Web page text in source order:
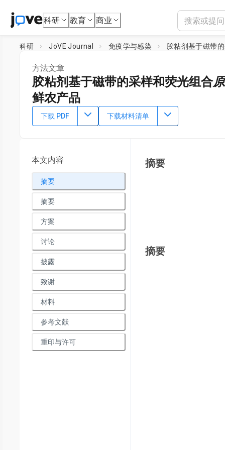
科研 教育 商业
科研 JoVE Journal 免疫学与感染 胶粘剂基于磁带
方法文章
胶粘剂基于磁带的采样和荧光组合
鲜农产品
DOI： 10.3791/2308 ⸱ 2010年10月18日
Bledar Bisha1,Byron F. Brehm-Stecher2
Microbial Detection and Control Laboratory, Department of
University
下载 PDF 下载材料清单
本文内容
摘要
摘要
方案
讨论
披露
致谢
材料
参考文献
重印与许可
摘要
摘要